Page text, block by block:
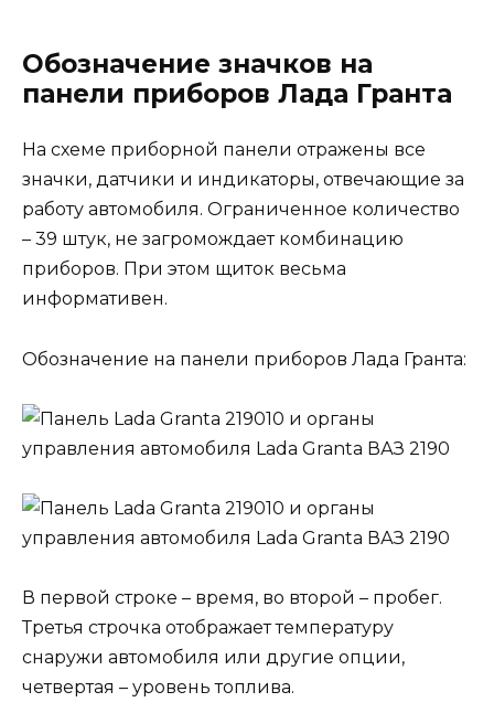
Обозначение значков на
панели приборов Лада Гранта
На схеме приборной панели отражены все
значки, датчики и индикаторы, отвечающие за
работу автомобиля. Ограниченное количество
– 39 штук, не загромождает комбинацию
приборов. При этом щиток весьма
информативен.
Обозначение на панели приборов Лада Гранта:
В первой строке – время, во второй – пробег.
Третья строчка отображает температуру
снаружи автомобиля или другие опции,
четвертая – уровень топлива.